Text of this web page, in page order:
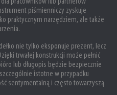
piśmienniczy zyskuje
praktycznym narzędziem, ale także
nie tylko eksponuje prezent, lecz
trwałej konstrukcji może pełnić
lub długopis będzie bezpiecznie
istotne w przypadku
sentymentalną i często towarzyszą